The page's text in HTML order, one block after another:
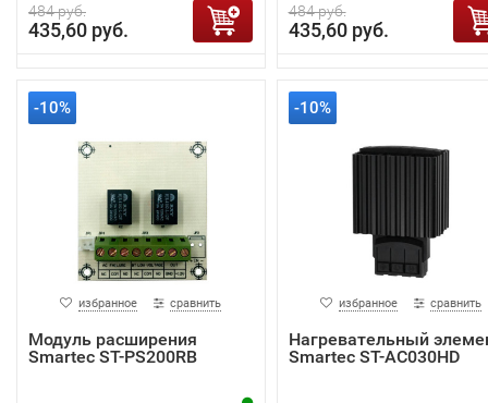
484 руб.
435,60 руб.
484 руб.
435,60 руб.
-10%
избранное сравнить
Модуль расширения
Smartec ST-PS200RB
-10%
избранное сравнить
Нагревательный
Smartec ST-AC030HD